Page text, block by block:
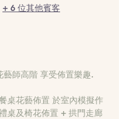
+ 6 位其他賓客
藝師高階 享受佈置樂趣.
桌花藝佈置 於室內模擬作
桌及椅花佈置 + 拱門走廊